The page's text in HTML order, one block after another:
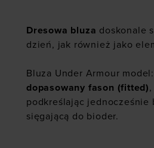
Dresowa bluza doskonale
dzień, jak również jako
Bluza Under Armour model:
dopasowany fason (fitted)
podkreślając jednocześnie
sięgającą do bioder.